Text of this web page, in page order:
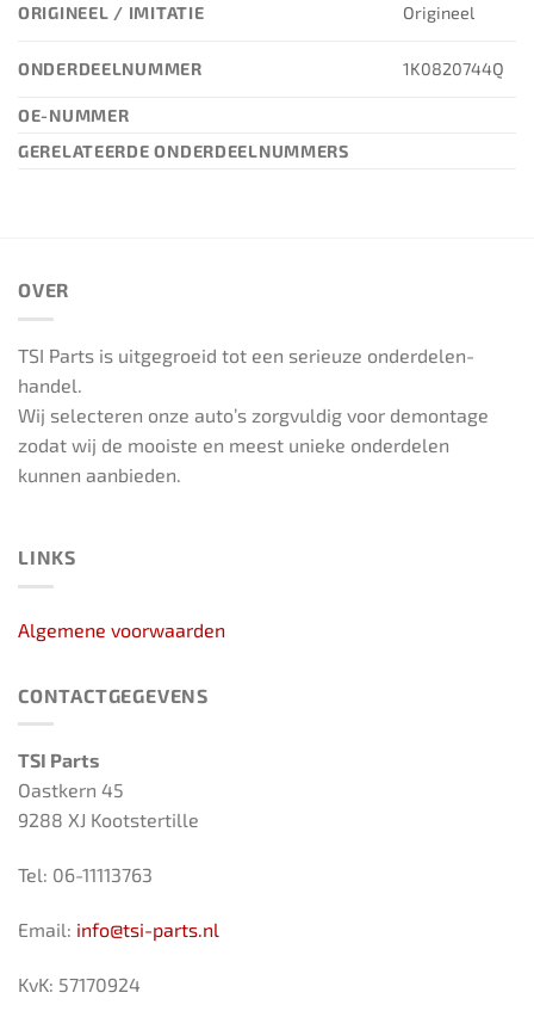
ORIGINEEL / IMITATIE Origineel
ONDERDEELNUMMER 1K0820744Q
OE-NUMMER
GERELATEERDE ONDERDEELNUMMERS
OVER
TSI Parts is uitgegroeid tot een serieuze onderdelen-
handel.
Wij selecteren onze auto’s zorgvuldig voor demontage
zodat wij de mooiste en meest unieke onderdelen
kunnen aanbieden.
LINKS
Algemene voorwaarden
CONTACTGEGEVENS
TSI Parts
Oastkern 45
9288 XJ Kootstertille
Tel: 06-11113763
Email: info@tsi-parts.nl
KvK: 57170924